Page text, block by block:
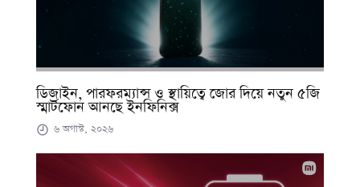
ডিজাইন, পারফরম্যান্স ও স্থায়িত্বে জোর দিয়ে নতুন ৫জি
স্মার্টফোন আনছে ইনফিনিক্স
৬ অগাস্ট, ২০২৬